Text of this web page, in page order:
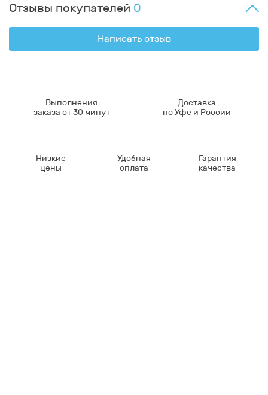
Отзывы покупателей 0
Написать отзыв
Выполнения
заказа от 30 минут
Доставка
по Уфе и России
Низкие
цены
Удобная
оплата
Гарантия
качества